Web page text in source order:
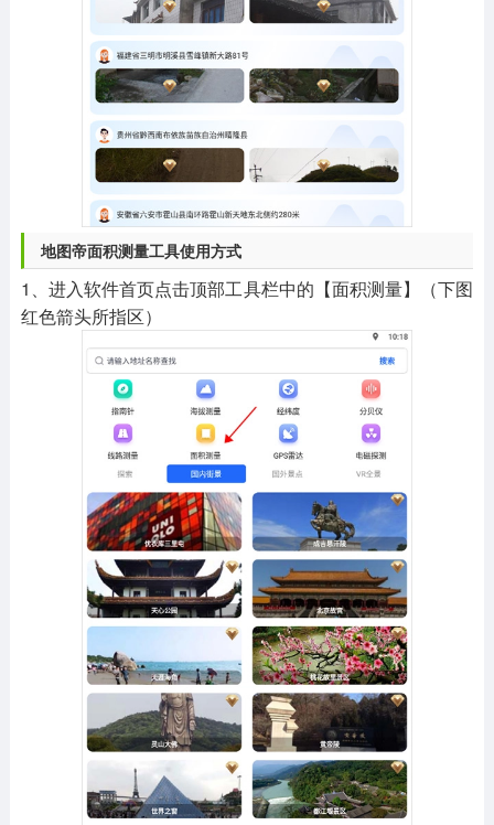
地图帝面积测量工具使用方式
1、进入软件首页点击顶部工具栏中的【面积测量】（下图
红色箭头所指区）